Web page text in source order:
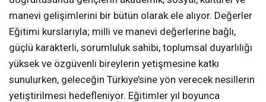
manevi gelişimlerini bir bütün olarak ele alıyor. Değerler
Eğitimi kurslarıyla; milli ve manevi değerlerine bağlı,
güçlü karakterli, sorumluluk sahibi, toplumsal duyarlılığı
yüksek ve özgüvenli bireylerin yetişmesine katkı
sunulurken, geleceğin Türkiye’sine yön verecek nesillerin
yetiştirilmesi hedefleniyor. Eğitimler yıl boyunca